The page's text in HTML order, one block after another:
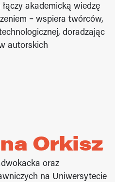
akademicką wiedzę
– wspiera twórców,
doradzając
autorskich
Orkisz
oraz
na Uniwersytecie